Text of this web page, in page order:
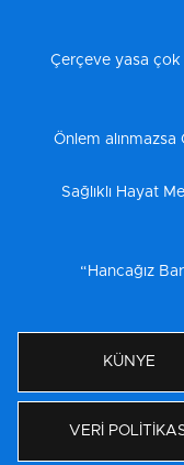
Çerçeve yasa
Önlem alınmazsa
Sağlıklı Hayat
“Hancağız
KÜNYE
VERİ